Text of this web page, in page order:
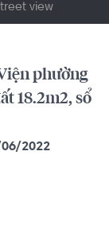
view
phường
18.2m2, sổ
2022